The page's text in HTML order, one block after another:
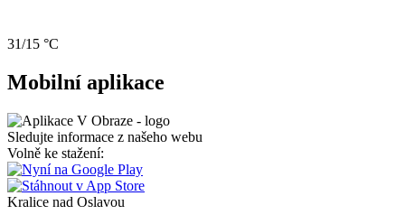
31/15 °C
Mobilní aplikace
Sledujte informace z našeho webu
Volně ke stažení:
Kralice nad Oslavou